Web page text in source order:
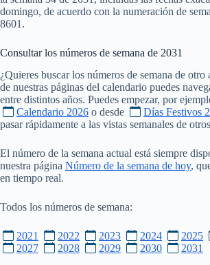
domingo, de acuerdo con la numeración de
8601.
Consultar los números de semana de 2031
¿Quieres buscar los números de semana de otro
de nuestras páginas del calendario puedes
entre distintos años. Puedes empezar, por
Calendario 2026 o desde Días Festivos
pasar rápidamente a las vistas semanales de
El número de la semana actual está siempre
nuestra página Número de la semana de hoy,
en tiempo real.
Todos los números de semana:
2021 2022 2023 2024 2025
2027
2028 2029 2030 2031